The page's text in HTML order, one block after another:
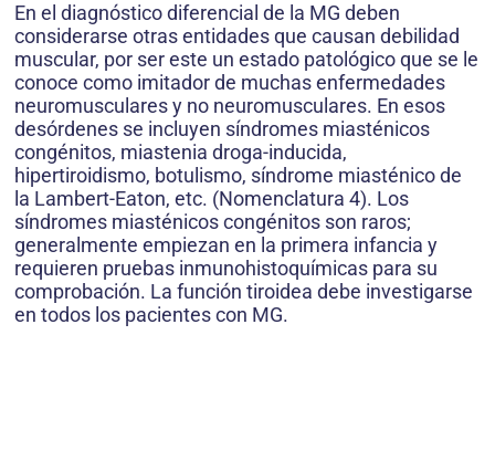
En el diagnóstico diferencial de la MG deben
considerarse otras entidades que causan debilidad
muscular, por ser este un estado patológico que se le
conoce como imitador de muchas enfermedades
neuromusculares y no neuromusculares. En esos
desórdenes se incluyen síndromes miasténicos
congénitos, miastenia droga-inducida,
hipertiroidismo, botulismo, síndrome miasténico de
la Lambert-Eaton, etc. (Nomenclatura 4). Los
síndromes miasténicos congénitos son raros;
generalmente empiezan en la primera infancia y
requieren pruebas inmunohistoquímicas para su
comprobación. La función tiroidea debe investigarse
en todos los pacientes con MG.